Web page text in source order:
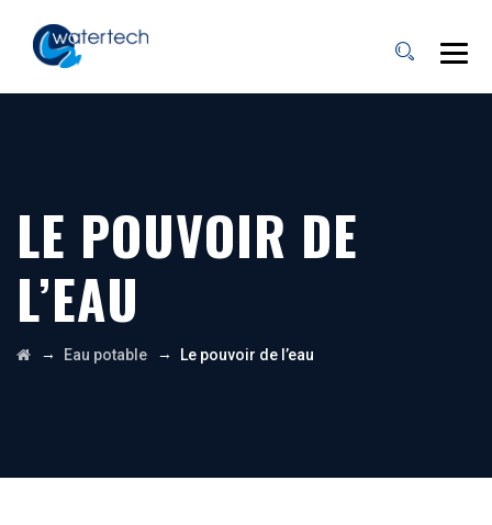
LE POUVOIR DE
L’EAU
→ Eau potable → Le pouvoir de l’eau